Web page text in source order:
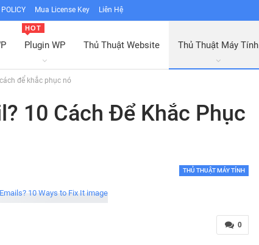
Mua License Key Liên Hệ
Plugin WP
HOT
Thủ Thuật Website Thủ Thuật Máy Tính
để khắc phục nó
10 Cách Để Khắc Phục
THỦ THUẬT MÁY TÍNH
0